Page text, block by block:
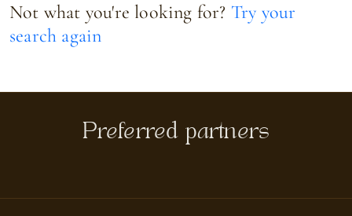
Not what you're looking for? Try your
search again
Preferred partners